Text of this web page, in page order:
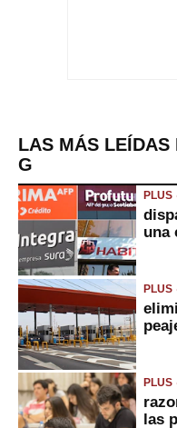
LAS MÁS LEÍDAS
G
PLUS
una
PLUS
PLUS
las